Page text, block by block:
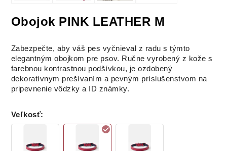
Obojok PINK LEATHER M
Zabezpečte, aby váš pes vyčnieval z radu s týmto
elegantným obojkom pre psov. Ručne vyrobený z kože s
farebnou kontrastnou podšívkou, je ozdobený
dekoratívnym prešívaním a pevným príslušenstvom na
pripevnenie vôdzky a ID známky.
Veľkosť: